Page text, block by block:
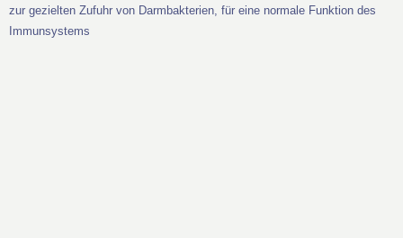
zur gezielten Zufuhr von Darmbakterien, für eine normale Funktion des
Immunsystems